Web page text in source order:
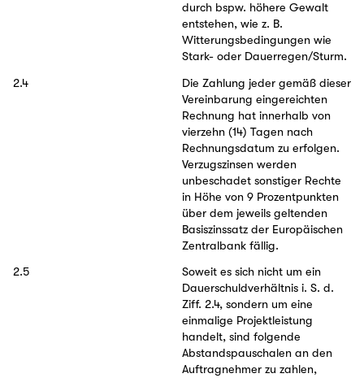
durch bspw. höhere Gewalt
entstehen, wie z. B.
Witterungsbedingungen wie
Stark- oder Dauerregen/Sturm.
2.4
Die Zahlung jeder gemäß dieser
Vereinbarung eingereichten
Rechnung hat innerhalb von
vierzehn (14) Tagen nach
Rechnungsdatum zu erfolgen.
Verzugszinsen werden
unbeschadet sonstiger Rechte
in Höhe von 9 Prozentpunkten
über dem jeweils geltenden
Basiszinssatz der Europäischen
Zentralbank fällig.
2.5
Soweit es sich nicht um ein
Dauerschuldverhältnis i. S. d.
Ziff. 2.4, sondern um eine
einmalige Projektleistung
handelt, sind folgende
Abstandspauschalen an den
Auftragnehmer zu zahlen,